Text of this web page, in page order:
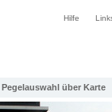
Hilfe
Pegelauswahl über Karte